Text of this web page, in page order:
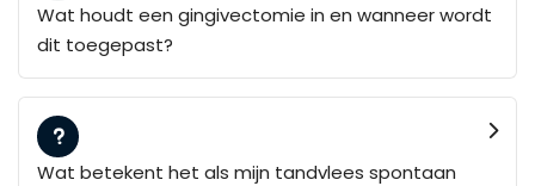
Wat houdt een gingivectomie in en wanneer wordt
dit toegepast?
Wat betekent het als mijn tandvlees spontaan